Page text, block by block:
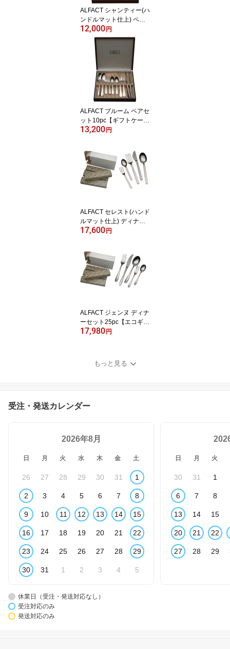
ALFACT シャンティー(ハ
ンドルマット仕上) ペア
セット10pc【ギフトケー
ス付き】 カトラリーセッ
ト (名入れ無料)【日本製/
燕市/荒澤製作所】
12,000 円
ALFACT ブルーム ペアセ
ット10pc【ギフトケース
付き】 カトラリーセット
13,200 円
ALFACT セレスト(ハンド
ルマット仕上) ディナー
セット25pc【エコギフ
澤製作所】
17,600 円
ALFACT ジェンヌ ディナ
ーセット25pc【エコギフ
ト】 カトラリーセット
17,980 円
もっと見る
受注・発送カレンダー
2026年8月
日 月 火 水 木 金 土
26 27 28 29 30 31 1
2 3 4 5 6 7 8
9 10 11 12 13 14 15
16 17 18 19 20 21 22
23 24 25 26 27 28 29
30 31 1 2 3 4 5
日 月 火
30 31 1
6 7 8
13 14 15
20 21 22
27 28 29
休業日（受注・発送対応なし）
受注対応のみ
発送対応のみ